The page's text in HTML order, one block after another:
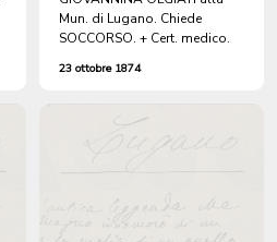
Mun. di Lugano. Chiede
SOCCORSO. + Cert. medico.
23 ottobre 1874